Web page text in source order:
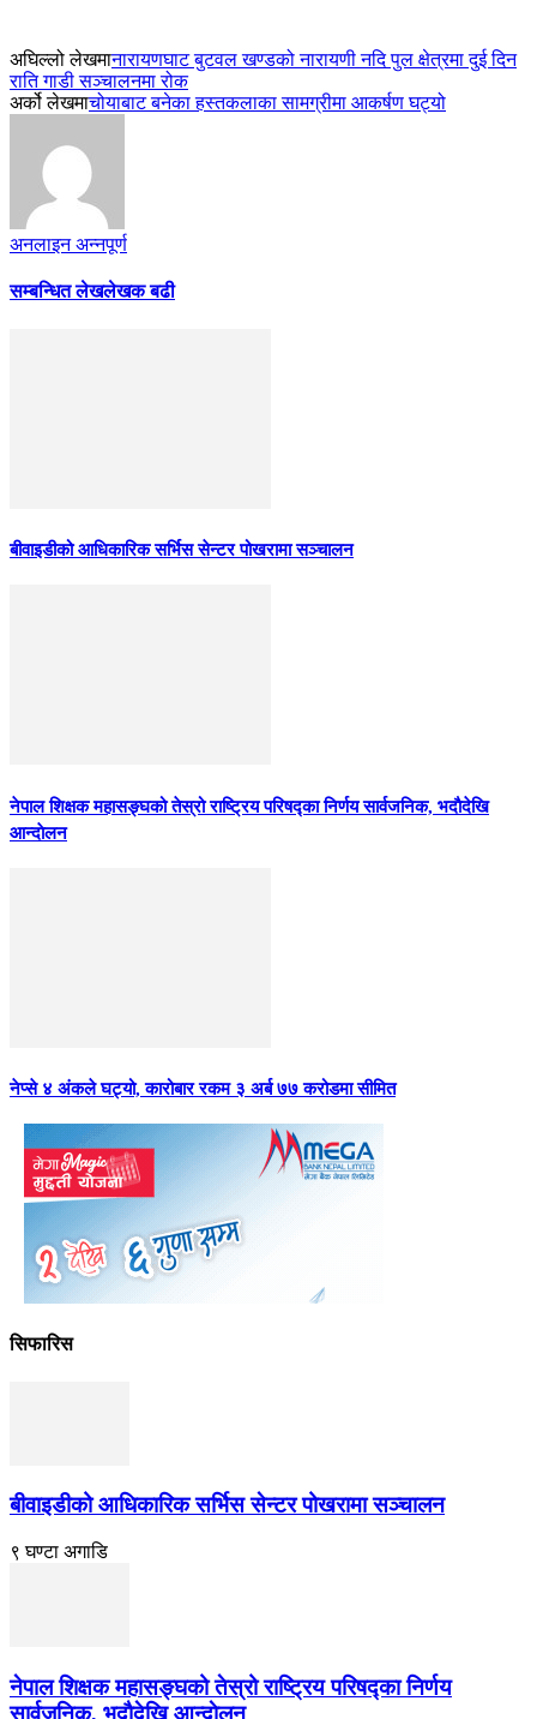
अघिल्लो लेखमानारायणघाट बुटवल खण्डको नारायणी नदि पुल क्षेत्रमा दुई दिन
राति गाडी सञ्चालनमा रोक
अर्को लेखमाचोयाबाट बनेका हस्तकलाका सामग्रीमा आकर्षण घट्यो
अनलाइन अन्नपूर्ण
सम्बन्धित लेखलेखक बढी
बीवाइडीको आधिकारिक सर्भिस सेन्टर पोखरामा सञ्चालन
नेपाल शिक्षक महासङ्घको तेस्रो राष्ट्रिय परिषद्का निर्णय सार्वजनिक, भदाैदेखि
आन्दाेलन
नेप्से ४ अंकले घट्यो, कारोबार रकम ३ अर्ब ७७ करोडमा सीमित
सिफारिस
बीवाइडीको आधिकारिक सर्भिस सेन्टर पोखरामा सञ्चालन
९ घण्टा अगाडि
नेपाल शिक्षक महासङ्घको तेस्रो राष्ट्रिय परिषद्का निर्णय
सार्वजनिक, भदाैदेखि आन्दाेलन